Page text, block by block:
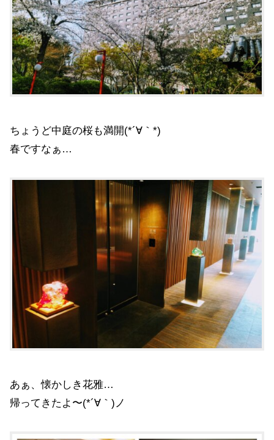
ちょうど中庭の桜も満開(*´∀｀*)
春ですなぁ…
あぁ、懐かしき花雅…
帰ってきたよ〜(*´∀｀)ノ